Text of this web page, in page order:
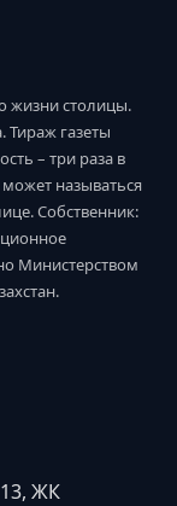
жизни столицы.
Тираж газеты
– три раза в
называться
Собственник:
Министерством
ЖК